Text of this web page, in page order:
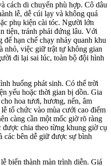
cách di chuyển phù hợp. Cô dâu
lễ, dễ cúi lạy và không quá
phụ kiện cài tóc. Người lớn
tiện, tránh phải đứng lâu. Với
hạn chế chạy nhảy quanh khu
nhỏ, việc giữ trật tự không gian
đi lại sai lúc, toàn bộ đội hình
huống phát sinh. Có thể trời
yếu hoặc thời gian bị dồn. Gia
hoa tươi, hương, nến, âm
tổ chức vào mùa cưới cao điểm
càng cần một mốc giờ rõ ràng
chia theo từng khung giờ cụ
các bên dễ giữ được sự bình
biến thành màn trình diễn. Giá